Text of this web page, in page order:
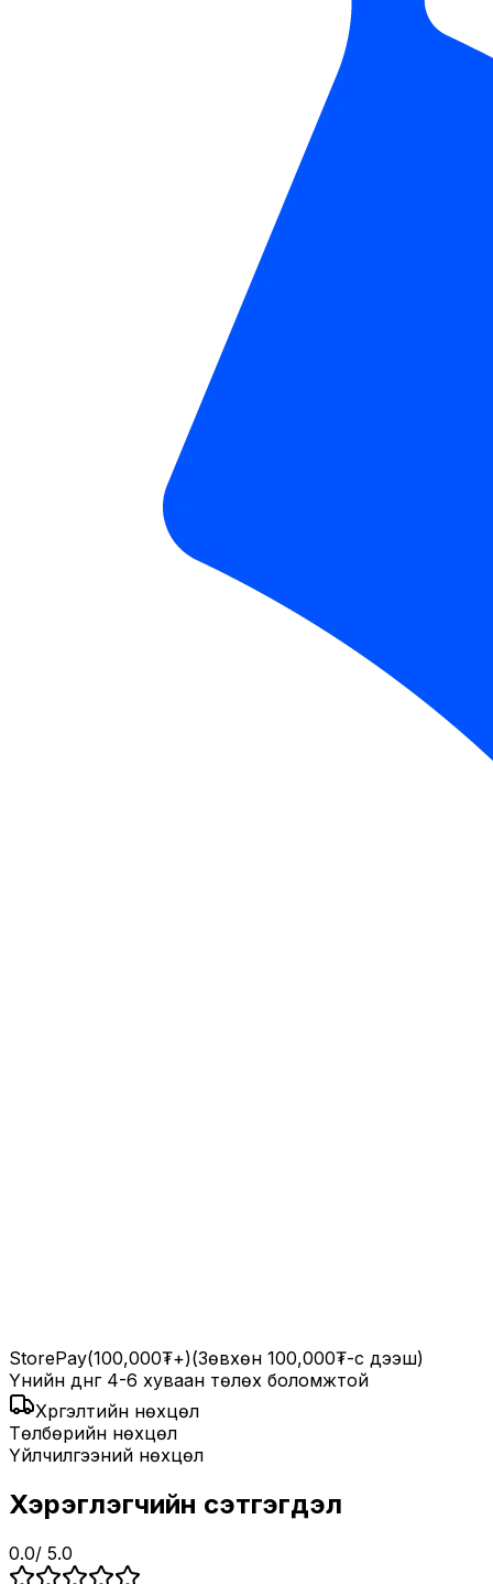
StorePay(100,000₮+)(Зөвхөн 100,000₮-с дээш)
Үнийн дүнг 4-6 хуваан төлөх боломжтой
Хүргэлтийн нөхцөл
Төлбөрийн нөхцөл
Үйлчилгээний нөхцөл
Хэрэглэгчийн сэтгэгдэл
0.0/ 5.0